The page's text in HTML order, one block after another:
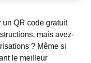
QR code gratuit
mais avez-
? Même si
le meilleur